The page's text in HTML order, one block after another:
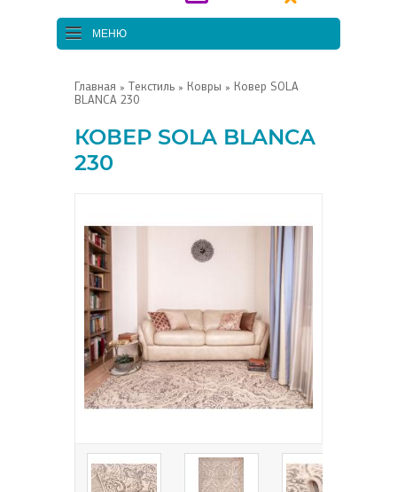
МЕНЮ
Главная » Текстиль » Ковры » Ковер SOLA
BLANCA 230
КОВЕР SOLA BLANCA
230